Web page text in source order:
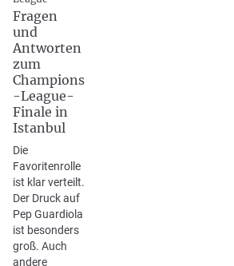
Fragen
und
Antworten
zum
Champions
-League-
Finale in
Istanbul
Die
Favoritenrolle
ist klar verteilt.
Der Druck auf
Pep Guardiola
ist besonders
groß. Auch
andere